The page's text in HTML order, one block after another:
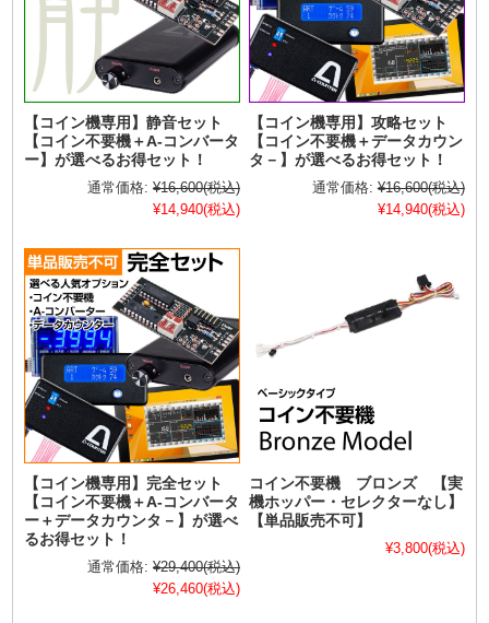
【コイン機専用】静音セット
【コイン不要機＋A-コンバータ
ー】が選べるお得セット！
通常価格: ¥16,600(税込)
¥14,940(税込)
【コイン機専用】攻略セット
【コイン不要機＋データカウン
タ－】が選べるお得セット！
通常価格: ¥16,600(税込)
¥14,940(税込)
【コイン機専用】完全セット
【コイン不要機＋A-コンバータ
ー＋データカウンタ－】が選べ
るお得セット！
通常価格: ¥29,400(税込)
¥26,460(税込)
コイン不要機 ブロンズ 【実
機ホッパー・セレクターなし】
【単品販売不可】
¥3,800(税込)